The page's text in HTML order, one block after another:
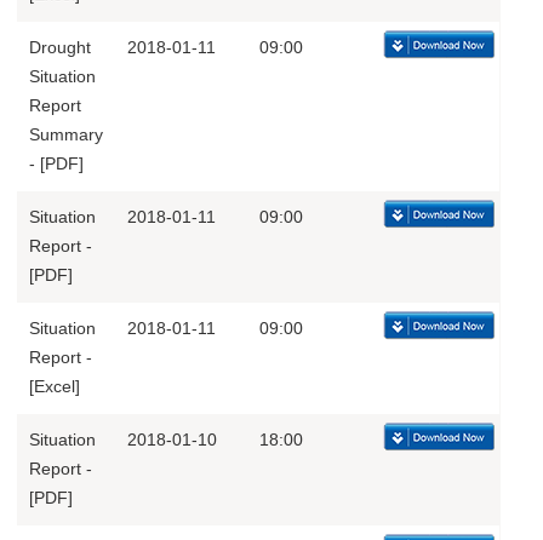
Drought
Situation
Report
Summary
- [PDF]
2018-01-11 09:00
Situation
Report -
[PDF]
2018-01-11 09:00
Situation
Report -
[Excel]
2018-01-11 09:00
Situation
Report -
[PDF]
2018-01-10 18:00